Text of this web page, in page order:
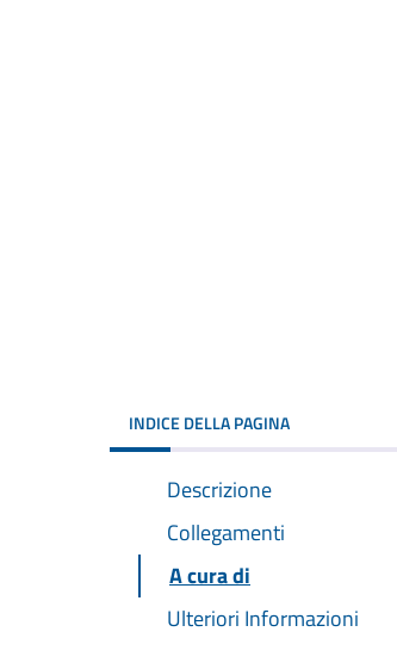
INDICE DELLA PAGINA
Descrizione
Collegamenti
A cura di
Ulteriori Informazioni